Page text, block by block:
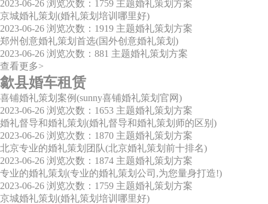
2023-06-26 浏览次数：1759 主题婚礼策划方案
京城婚礼策划(婚礼策划培训哪里好)
2023-06-26 浏览次数：1919 主题婚礼策划方案
郑州创意婚礼策划首选(国外创意婚礼策划)
2023-06-26 浏览次数：881 主题婚礼策划方案
查看更多>
歙县婚车租赁
喜铺婚礼策划案例(sunny喜铺婚礼策划官网)
2023-06-26 浏览次数：1653 主题婚礼策划方案
婚礼督导和婚礼策划(婚礼督导和婚礼策划师的区别)
2023-06-26 浏览次数：1870 主题婚礼策划方案
北京专业的婚礼策划团队(北京婚礼策划前十排名)
2023-06-26 浏览次数：1874 主题婚礼策划方案
专业的婚礼策划(专业的婚礼策划公司,为您量身打造!)
2023-06-26 浏览次数：1759 主题婚礼策划方案
京城婚礼策划(婚礼策划培训哪里好)